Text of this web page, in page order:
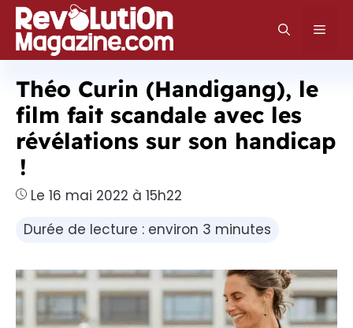
Aller
au
contenu
Théo Curin (Handigang), le
film fait scandale avec les
révélations sur son handicap
!
Le 16 mai 2022 à 15h22
Durée de lecture : environ 3 minutes